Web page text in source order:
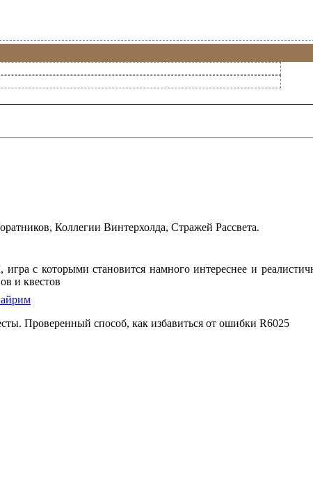
Коллегии Винтерхолда, Стражей Рассвета.
с которыми становится намного интереснее и
и квестов
Проверенный способ, как избавиться от ошибки R6025